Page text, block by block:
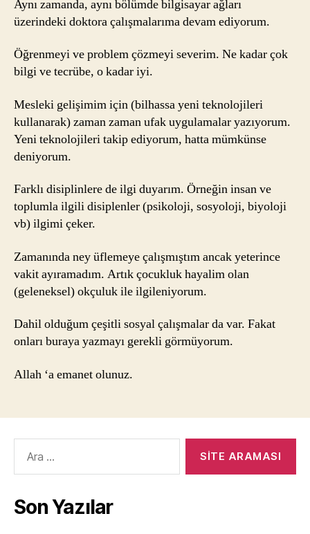
Aynı zamanda, aynı bölümde bilgisayar ağları
üzerindeki doktora çalışmalarıma devam ediyorum.
Öğrenmeyi ve problem çözmeyi severim. Ne kadar çok
bilgi ve tecrübe, o kadar iyi.
Mesleki gelişimim için (bilhassa yeni teknolojileri
kullanarak) zaman zaman ufak uygulamalar yazıyorum.
Yeni teknolojileri takip ediyorum, hatta mümkünse
deniyorum.
Farklı disiplinlere de ilgi duyarım. Örneğin insan ve
toplumla ilgili disiplenler (psikoloji, sosyoloji, biyoloji
vb) ilgimi çeker.
Zamanında ney üflemeye çalışmıştım ancak yeterince
vakit ayıramadım. Artık çocukluk hayalim olan
(geleneksel) okçuluk ile ilgileniyorum.
Dahil olduğum çeşitli sosyal çalışmalar da var. Fakat
onları buraya yazmayı gerekli görmüyorum.
Allah ‘a emanet olunuz.
yap:
Son Yazılar